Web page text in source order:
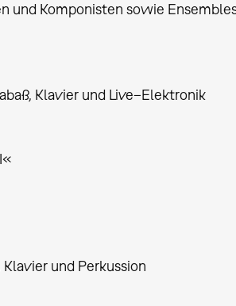
und Komponisten sowie
Klavier und Live–Elektronik
und Perkussion